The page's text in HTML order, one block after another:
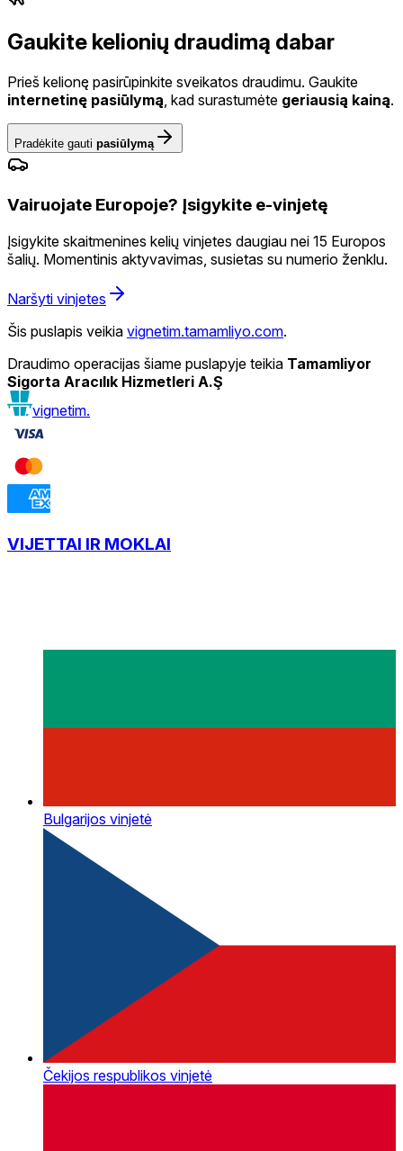
Gaukite kelionių draudimą dabar
Prieš kelionę pasirūpinkite sveikatos draudimu. Gaukite
internetinę pasiūlymą , kad surastumėte geriausią kainą.
Pradėkite gauti pasiūlymą
Vairuojate Europoje? Įsigykite e-vinjetę
Įsigykite skaitmenines kelių vinjetes daugiau nei 15 Europos
šalių. Momentinis aktyvavimas, susietas su numerio ženklu.
Naršyti vinjetes
Šis puslapis veikia vignetim.tamamliyo.com.
Draudimo operacijas šiame puslapyje teikia Tamamliyor
Sigorta Aracılık Hizmetleri A.Ş
vignetim.
VIJETTAI IR MOKLAI
Bulgarijos vinjetė
Čekijos respublikos vinjetė